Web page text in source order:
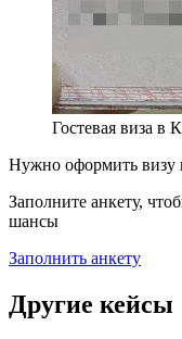
Гостевая виза в
Нужно оформить визу
Заполните анкету,
шансы
Заполнить анкету
Другие кейсы